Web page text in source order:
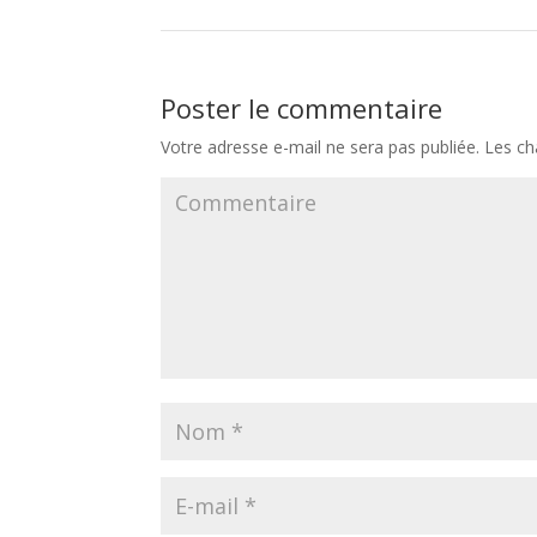
Poster le commentaire
Votre adresse e-mail ne sera pas publiée. Les